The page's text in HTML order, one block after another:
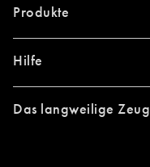
Produkte
Hilfe
Das langweilige Zeug